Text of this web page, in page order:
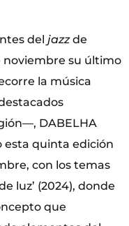
del jazzde
noviembre su último
la música
DABELHA
esta quinta edición
con los temas
luz’ (2024), donde
que